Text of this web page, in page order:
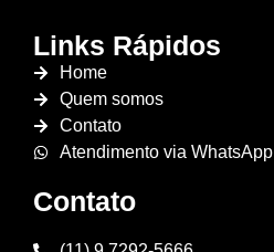
Links Rápidos
Home
Quem somos
Contato
Atendimento via WhatsApp
Contato